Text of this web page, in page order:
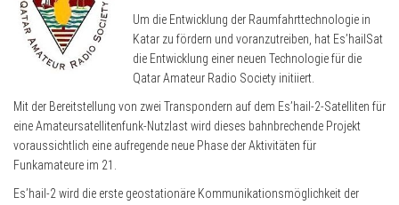
Um die Entwicklung der Raumfahrttechnologie in
Katar zu fördern und voranzutreiben, hat Es’hailSat
die Entwicklung einer neuen Technologie für die
Qatar Amateur Radio Society initiiert.
Mit der Bereitstellung von zwei Transpondern auf dem Es’hail-2-Satelliten für
eine Amateursatellitenfunk-Nutzlast wird dieses bahnbrechende Projekt
voraussichtlich eine aufregende neue Phase der Aktivitäten für
Funkamateure im 21.
Es’hail-2 wird die erste geostationäre Kommunikationsmöglichkeit der